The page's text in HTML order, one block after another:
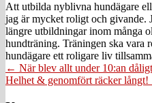
Att utbilda nyblivna hundägare
jag är mycket roligt och givande.
längre utbildningar inom många
hundträning. Träningen ska vara
hundägare ett roligare liv
Posts
navigation
← När blev allt under 10:an
Helhet & genomfört räcker